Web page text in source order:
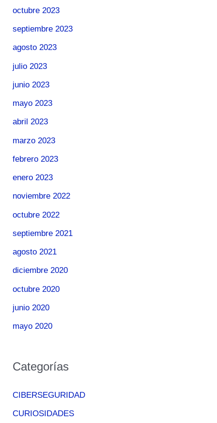
octubre 2023
septiembre 2023
agosto 2023
julio 2023
junio 2023
mayo 2023
abril 2023
marzo 2023
febrero 2023
enero 2023
noviembre 2022
octubre 2022
septiembre 2021
agosto 2021
diciembre 2020
octubre 2020
junio 2020
mayo 2020
Categorías
CIBERSEGURIDAD
CURIOSIDADES